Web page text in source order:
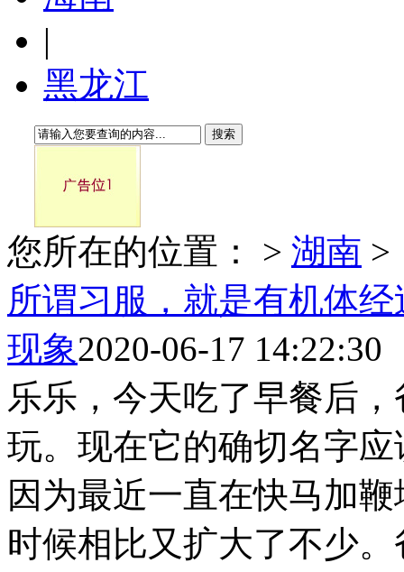
|
黑龙江
搜索
您所在的位置： > 湖南 >
所谓习服，就是有机体
现象2020-06-17 14:22:30
乐乐，今天吃了早餐后
玩。现在它的确切名字
因为最近一直在快马加
时候相比又扩大了不少